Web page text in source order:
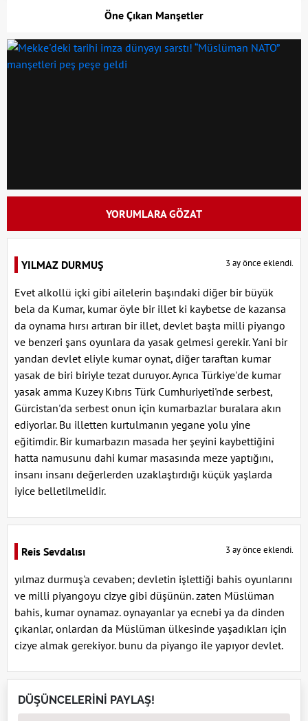
Öne Çıkan Manşetler
YORUMLARA GÖZAT
YILMAZ DURMUŞ 3 ay önce eklendi.
Evet alkollü içki gibi ailelerin başındaki diğer bir büyük
bela da Kumar, kumar öyle bir illet ki kaybetse de kazansa
da oynama hırsı artıran bir illet, devlet başta milli piyango
ve benzeri şans oyunlara da yasak gelmesi gerekir. Yani bir
yandan devlet eliyle kumar oynat, diğer taraftan kumar
yasak de biri biriyle tezat duruyor. Ayrıca Türkiye'de kumar
yasak amma Kuzey Kıbrıs Türk Cumhuriyeti'nde serbest,
Gürcistan'da serbest onun için kumarbazlar buralara akın
ediyorlar. Bu illetten kurtulmanın yegane yolu yine
eğitimdir. Bir kumarbazın masada her şeyini kaybettiğini
hatta namusunu dahi kumar masasında meze yaptığını,
insanı insanı değerlerden uzaklaştırdığı küçük yaşlarda
iyice belletilmelidir.
Reis Sevdalısı 3 ay önce eklendi.
yılmaz durmuş'a cevaben; devletin işlettiği bahis oyunlarını
ve milli piyangoyu cizye gibi düşünün. zaten Müslüman
bahis, kumar oynamaz. oynayanlar ya ecnebi ya da dinden
çıkanlar, onlardan da Müslüman ülkesinde yaşadıkları için
cizye almak gerekiyor. bunu da piyango ile yapıyor devlet.
DÜŞÜNCELERİNİ PAYLAŞ!